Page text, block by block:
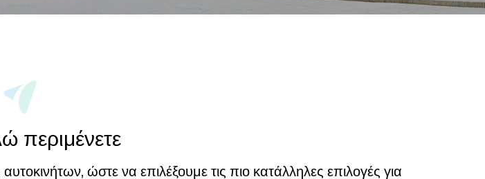
περιμένετε
ώστε να επιλέξουμε τις πιο κατάλληλες επιλογές για